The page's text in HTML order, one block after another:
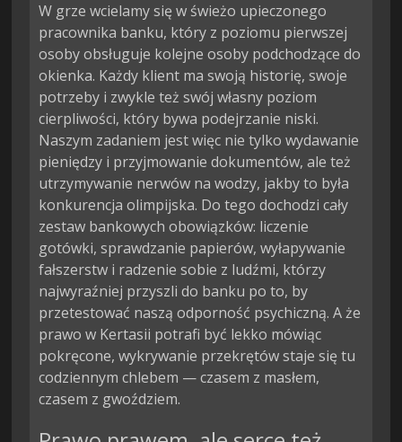
W grze wcielamy się w świeżo upieczonego
pracownika banku, który z poziomu pierwszej
osoby obsługuje kolejne osoby podchodzące do
okienka. Każdy klient ma swoją historię, swoje
potrzeby i zwykle też swój własny poziom
cierpliwości, który bywa podejrzanie niski.
Naszym zadaniem jest więc nie tylko wydawanie
pieniędzy i przyjmowanie dokumentów, ale też
utrzymywanie nerwów na wodzy, jakby to była
konkurencja olimpijska. Do tego dochodzi cały
zestaw bankowych obowiązków: liczenie
gotówki, sprawdzanie papierów, wyłapywanie
fałszerstw i radzenie sobie z ludźmi, którzy
najwyraźniej przyszli do banku po to, by
przetestować naszą odporność psychiczną. A że
prawo w Kertasii potrafi być lekko mówiąc
pokręcone, wykrywanie przekrętów staje się tu
codziennym chlebem — czasem z masłem,
czasem z gwoździem.